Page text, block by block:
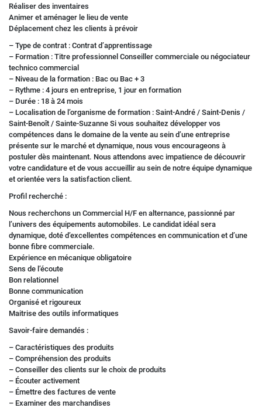
Réaliser des inventaires
Animer et aménager le lieu de vente
Déplacement chez les clients à prévoir
– Type de contrat : Contrat d’apprentissage
– Formation : Titre professionnel Conseiller commerciale ou négociateur
technico commercial
– Niveau de la formation : Bac ou Bac + 3
– Rythme : 4 jours en entreprise, 1 jour en formation
– Durée : 18 à 24 mois
– Localisation de l’organisme de formation : Saint-André / Saint-Denis /
Saint-Benoît / Sainte-Suzanne Si vous souhaitez développer vos
compétences dans le domaine de la vente au sein d’une entreprise
présente sur le marché et dynamique, nous vous encourageons à
postuler dès maintenant. Nous attendons avec impatience de découvrir
votre candidature et de vous accueillir au sein de notre équipe dynamique
et orientée vers la satisfaction client.
Profil recherché :
Nous recherchons un Commercial H/F en alternance, passionné par
l’univers des équipements automobiles. Le candidat idéal sera
dynamique, doté d’excellentes compétences en communication et d’une
bonne fibre commerciale.
Expérience en mécanique obligatoire
Sens de l’écoute
Bon relationnel
Bonne communication
Organisé et rigoureux
Maitrise des outils informatiques
Savoir-faire demandés :
– Caractéristiques des produits
– Compréhension des produits
– Conseiller des clients sur le choix de produits
– Écouter activement
– Émettre des factures de vente
– Examiner des marchandises